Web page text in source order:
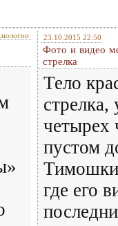
23.10.2015 22:50
Фото и видео
стрелка
Тело
четырех
пустом
где его